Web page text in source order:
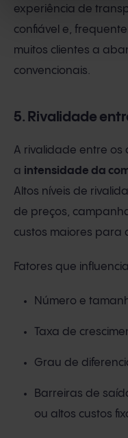
experiência de
confiável e,
muitos clientes a
convencionais.
5. Rivalidade
A rivalidade entre os
a intensidade da
Altos níveis de
de preços,
custos maiores para
Fatores que
Número e
Taxa de
Grau de
Barreiras de
ou altos custos